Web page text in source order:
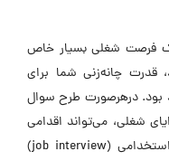
فرصت شغلی بسیار خاص
قدرت چانه‌زنی شما برای
بود. درهرصورت طرح سوال
شغلی، می‌تواند اقدامی
مهم از طرف کارجویان در یک مصاحبه استخدامی (job interview)